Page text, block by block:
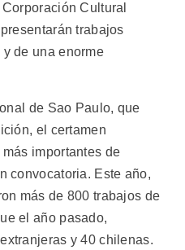
Cultural
trabajos
de una enorme
de Sao Paulo, que
el certamen
importantes de
convocatoria. Este año,
más de 800 trabajos de
el año pasado,
y 40 chilenas.